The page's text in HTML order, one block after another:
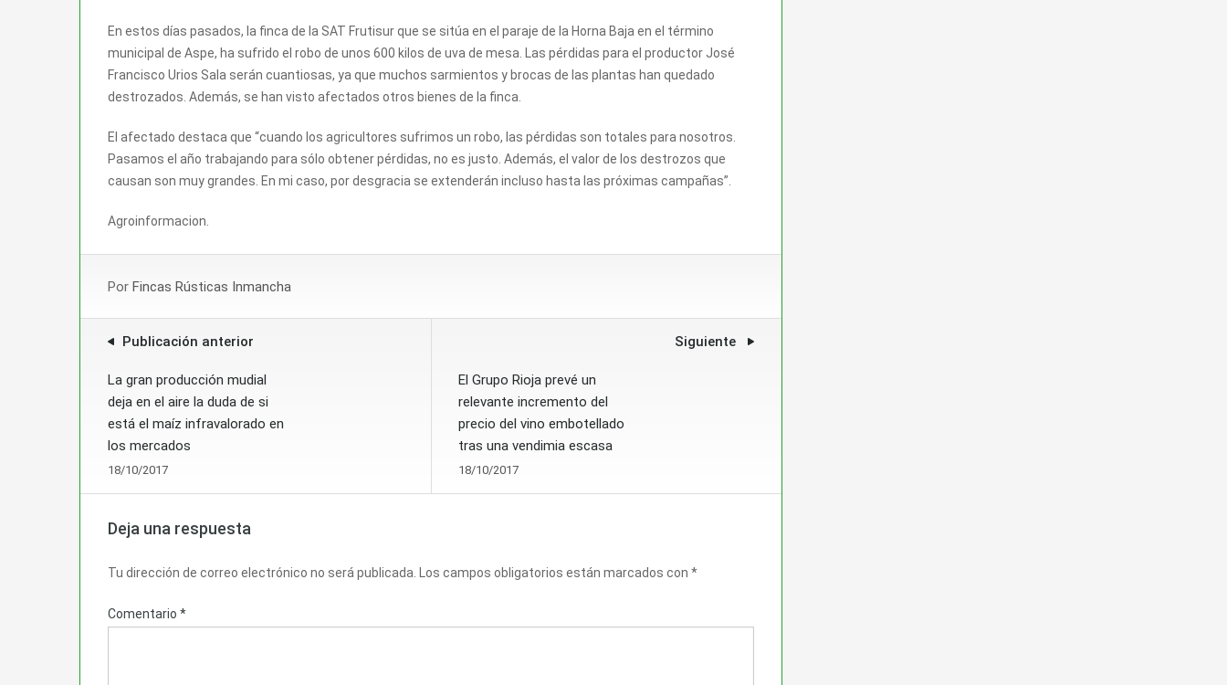
En estos días pasados, la finca de la SAT Frutisur que se sitúa en el paraje de la Horna Baja en el término
municipal de Aspe, ha sufrido el robo de unos 600 kilos de uva de mesa. Las pérdidas para el productor José
Francisco Urios Sala serán cuantiosas, ya que muchos sarmientos y brocas de las plantas han quedado
destrozados. Además, se han visto afectados otros bienes de la finca.
El afectado destaca que “cuando los agricultores sufrimos un robo, las pérdidas son totales para nosotros.
Pasamos el año trabajando para sólo obtener pérdidas, no es justo. Además, el valor de los destrozos que
causan son muy grandes. En mi caso, por desgracia se extenderán incluso hasta las próximas campañas”.
Agroinformacion.
Por Fincas Rústicas Inmancha
Publicación anterior
La gran producción mudial
deja en el aire la duda de si
está el maíz infravalorado en
los mercados
18/10/2017
Siguiente
El Grupo Rioja prevé un
relevante incremento del
precio del vino embotellado
tras una vendimia escasa
18/10/2017
Deja una respuesta
Tu dirección de correo electrónico no será publicada. Los campos obligatorios están marcados con *
Comentario *